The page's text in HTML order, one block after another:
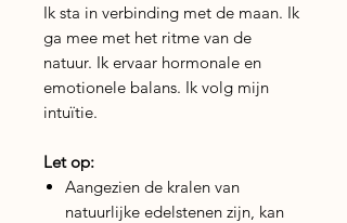
Ik sta in verbinding met de maan. Ik
ga mee met het ritme van de
natuur. Ik ervaar hormonale en
emotionele balans. Ik volg mijn
intuïtie.
Let op:
Aangezien de kralen van
natuurlijke edelstenen zijn, kan